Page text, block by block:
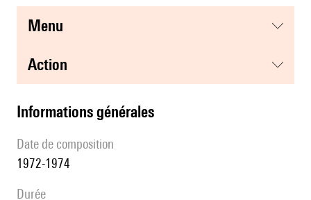
menu
action
informations générales
date de composition
1972-1974
durée